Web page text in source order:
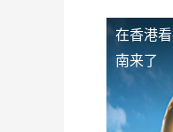
在香港
南来了